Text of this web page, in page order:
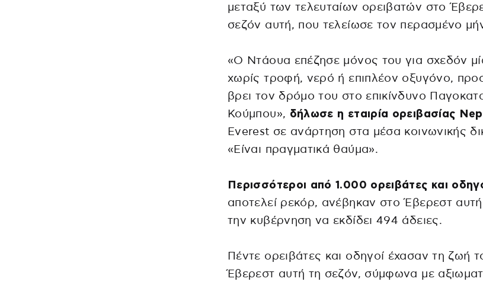
μεταξύ των τελευταίων ορειβατών στο
σεζόν αυτή, που τελείωσε τον περασμένο
«Ο Ντάουα επέζησε μόνος του για σχεδόν
χωρίς τροφή, νερό ή επιπλέον οξυγόνο,
βρει τον δρόμο του στο επικίνδυνο
Κούμπου», δήλωσε η εταιρία ορειβασίας
Everest σε ανάρτηση στα μέσα κοινωνικής
«Είναι πραγματικά θαύμα».
Περισσότεροι από 1.000 ορειβάτες και
αποτελεί ρεκόρ, ανέβηκαν στο Έβερεστ
την κυβέρνηση να εκδίδει 494 άδειες.
Πέντε ορειβάτες και οδηγοί έχασαν τη ζωή
Έβερεστ αυτή τη σεζόν, σύμφωνα με